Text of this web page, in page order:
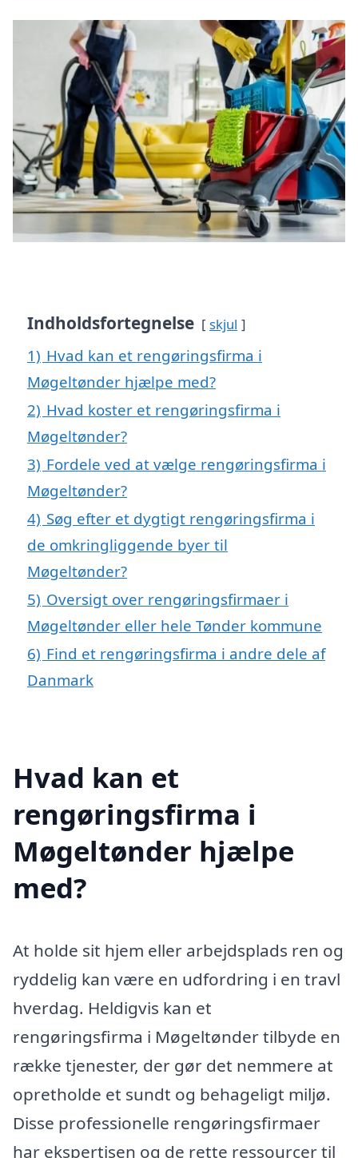
Indholdsfortegnelse skjul
1) Hvad kan et rengøringsfirma i
Møgeltønder hjælpe med?
2) Hvad koster et rengøringsfirma i
Møgeltønder?
3) Fordele ved at vælge rengøringsfirma i
Møgeltønder?
4) Søg efter et dygtigt rengøringsfirma i
de omkringliggende byer til
Møgeltønder?
5) Oversigt over rengøringsfirmaer i
Møgeltønder eller hele Tønder kommune
6) Find et rengøringsfirma i andre dele af
Danmark
Hvad kan et
rengøringsfirma i
Møgeltønder hjælpe
med?
At holde sit hjem eller arbejdsplads ren og
ryddelig kan være en udfordring i en travl
hverdag. Heldigvis kan et
rengøringsfirma i Møgeltønder tilbyde en
række tjenester, der gør det nemmere at
opretholde et sundt og behageligt miljø.
Disse professionelle rengøringsfirmaer
har ekspertisen og de rette ressourcer til